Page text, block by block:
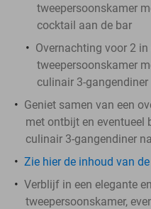
tweepersoonskamer
cocktail aan de bar
Overnachting voor 2 in
tweepersoonskamer
culinair 3-gangendiner
Geniet samen van een
met ontbijt en eventueel
culinair 3-gangendiner
Zie hier de inhoud van
Verblijf in een elegante
tweepersoonskamer,